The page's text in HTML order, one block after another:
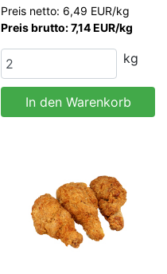
Preis netto: 6,49 EUR/kg
Preis brutto: 7,14 EUR/kg
kg
In den Warenkorb